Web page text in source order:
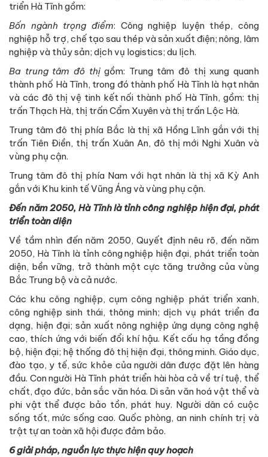
triển Hà Tĩnh gồm:
Bốn ngành trọng điểm: Công nghiệp luyện thép, công
nghiệp hỗ trợ, chế tạo sau thép và sản xuất điện; nông, lâm
nghiệp và thủy sản; dịch vụ logistics; du lịch.
Ba trung tâm đô thịgồm: Trung tâm đô thị xung quanh
thành phố Hà Tĩnh, trong đó thành phố Hà Tĩnh là hạt nhân
và các đô thị vệ tinh kết nối thành phố Hà Tĩnh, gồm: thị
trấn Thạch Hà, thị trấn Cẩm Xuyên và thị trấn Lộc Hà.
Trung tâm đô thị phía Bắc là thị xã Hồng Lĩnh gắn với thị
trấn Tiên Điền, thị trấn Xuân An, đô thị mới Nghi Xuân và
vùng phụ cận.
Trung tâm đô thị phía Nam với hạt nhân là thị xã Kỳ Anh
gắn với Khu kinh tế Vũng Áng và vùng phụ cận.
Đến năm 2050, Hà Tĩnh là tỉnh công nghiệp hiện đại, phát
triển toàn diện
Về tầm nhìn đến năm 2050, Quyết định nêu rõ, đến năm
2050, Hà Tĩnh là tỉnh công nghiệp hiện đại, phát triển toàn
diện, bền vững, trở thành một cực tăng trưởng của vùng
Bắc Trung bộ và cả nước.
Các khu công nghiệp, cụm công nghiệp phát triển xanh,
công nghiệp sinh thái, thông minh; dịch vụ phát triển đa
dạng, hiện đại; sản xuất nông nghiệp ứng dụng công nghệ
cao, thích ứng với biến đổi khí hậu. Kết cấu hạ tầng đồng
bộ, hiện đại; hệ thống đô thị hiện đại, thông minh. Giáo dục,
đào tạo, y tế, sức khỏe của người dân được đặt lên hàng
đầu. Con người Hà Tĩnh phát triển hài hòa cả về trí tuệ, thể
chất, đạo đức, bản sắc văn hóa. Di sản văn hoá vật thể và
phi vật thể được bảo tồn, phát huy. Người dân có cuộc
sống tốt, mức sống cao. Quốc phòng, an ninh chính trị và
trật tự an toàn xã hội được đảm bảo.
6 giải pháp, nguồn lực thực hiện quy hoạch